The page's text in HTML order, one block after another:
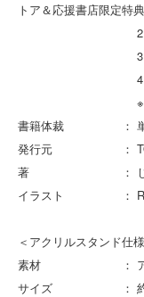
トア＆応援書店限定特
2．ドラマ
3．オーロラ
4．クリア
※1と2は専用ス
書籍体裁 ： 単行
発行元 ： TO
著 ： じゃが
イラスト ：
＜アクリルスタンド仕
素材 ： アク
サイズ ： 約